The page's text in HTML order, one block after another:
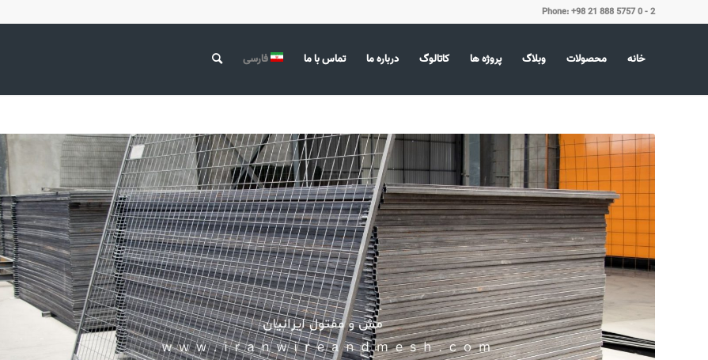
Phone: +98 21 888 5757 0 - 2
خانه محصولات وبلاگ پروژه ها کاتالوگ درباره ما تماس با ما فارسی